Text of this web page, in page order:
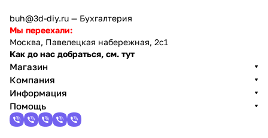
buh@3d-diy.ru — Бухгалтерия
Мы переехали:
Москва, Павелецкая набережная, 2с1
Как до нас добраться, см. тут
Магазин
Компания
Информация
Помощь